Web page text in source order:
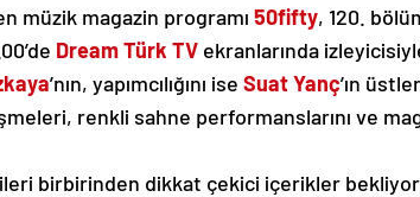
müzik magazin programı 50fifty, 120.
Dream Türk TV ekranlarında
’nın, yapımcılığını ise Suat Yanç’ın
renkli sahne performanslarını ve
birbirinden dikkat çekici içerikler